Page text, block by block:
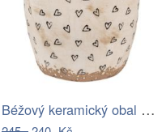
Béžový keramický obal na květináč se…